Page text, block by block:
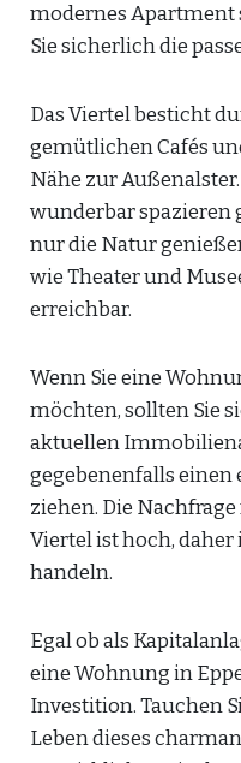
modernes Apartment
Sie sicherlich die
Das Viertel besticht
gemütlichen Cafés
Nähe zur
wunderbar spazieren
nur die Natur
wie Theater und
erreichbar.
Wenn Sie eine
möchten, sollten Sie
aktuellen
gegebenenfalls einen
ziehen. Die
Viertel ist hoch, daher
handeln.
Egal ob als
eine Wohnung in
Investition. Tauchen
Leben dieses